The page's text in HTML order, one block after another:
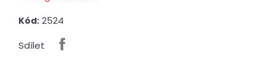
Kód: 2524
Sdílet